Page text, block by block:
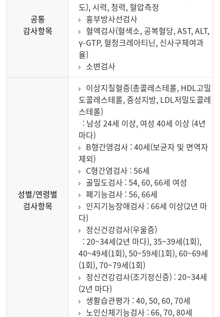
공통
감사항목
도), 시력, 청력, 혈압측정
흉부방사선검사
혈액검사(혈색소, 공복혈당, AST, ALT,
γ-GTP, 혈청크레아티닌, 신사구체여과
율)
소변검사
성별/연령별
검사항목
이상지질혈증(총콜레스테롤, HDL고밀
도콜레스테롤, 중성지방, LDL저밀도콜레
스테롤)
: 남성 24세 이상, 여성 40세 이상 (4년
마다)
B형간염검사 : 40세(보균자 및 면역자
제외)
C형간염검사 : 56세
골밀도검사 : 54, 60, 66세 여성
폐기능검사 : 56, 66세
인지기능장애검사 : 66세 이상(2년 마
다)
정신건강검사(우울증)
: 20~34세(2년 마다), 35~39세(1회),
40~49세(1회), 50~59세(1회), 60~69세
(1회), 70~79세(1회)
정신건강검사(조기정신증) : 20~34세
(2년 마다)
생활습관평가 : 40, 50, 60, 70세
노인신체기능검사 : 66, 70, 80세